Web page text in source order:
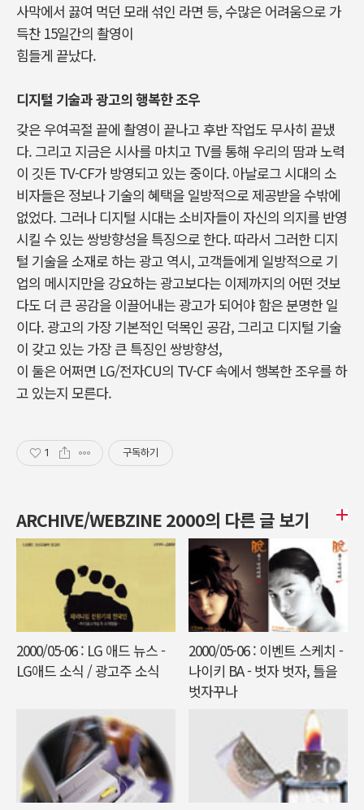
사막에서 끓여 먹던 모래 섞인 라면 등, 수많은 어려움으로 가
득찬 15일간의 촬영이
힘들게 끝났다.
디지털 기술과 광고의 행복한 조우
갖은 우여곡절 끝에 촬영이 끝나고 후반 작업도 무사히 끝냈
다. 그리고 지금은 시사를 마치고 TV를 통해 우리의 땀과 노력
이 깃든 TV-CF가 방영되고 있는 중이다. 아날로그 시대의 소
비자들은 정보나 기술의 혜택을 일방적으로 제공받을 수밖에
없었다. 그러나 디지털 시대는 소비자들이 자신의 의지를 반영
시킬 수 있는 쌍방향성을 특징으로 한다. 따라서 그러한 디지
털 기술을 소재로 하는 광고 역시, 고객들에게 일방적으로 기
업의 메시지만을 강요하는 광고보다는 이제까지의 어떤 것보
다도 더 큰 공감을 이끌어내는 광고가 되어야 함은 분명한 일
이다. 광고의 가장 기본적인 덕목인 공감, 그리고 디지털 기술
이 갖고 있는 가장 큰 특징인 쌍방향성,
이 둘은 어쩌면 LG/전자CU의 TV-CF 속에서 행복한 조우를 하
고 있는지 모른다.
1 구독하기
ARCHIVE/WEBZINE 2000의 다른 글 보기
2000/05-06 : LG 애드 뉴스 -
LG애드 소식 / 광고주 소식
2000/05-06 : 이벤트 스케치 -
나이키 BA - 벗자 벗자, 틀을
벗자꾸나